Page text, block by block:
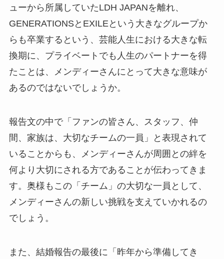
ューから所属していたLDH JAPANを離れ、
GENERATIONSとEXILEという大きなグループか
らも卒業するという、芸能人生における大きな転
換期に、プライベートでも人生のパートナーを得
たことは、メンディーさんにとって大きな意味が
あるのではないでしょうか。
報告文の中で「ファンの皆さん、スタッフ、仲
間、家族は、大切なチームの一員」と表現されて
いることからも、メンディーさんが周囲との絆を
何より大切にされる方であることが伝わってきま
す。奥様もこの「チーム」の大切な一員として、
メンディーさんの新しい挑戦を支えていかれるの
でしょう。
また、結婚報告の最後に「昨年から準備してき